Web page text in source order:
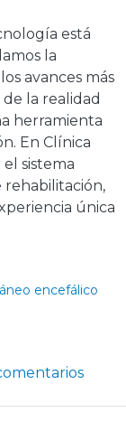
está
la
avances más
la realidad
herramienta
En Clínica
sistema
rehabilitación,
única
encefálico
Virtual